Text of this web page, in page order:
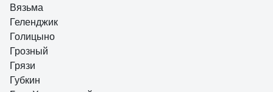
Вязьма
Геленджик
Голицыно
Грозный
Грязи
Губкин